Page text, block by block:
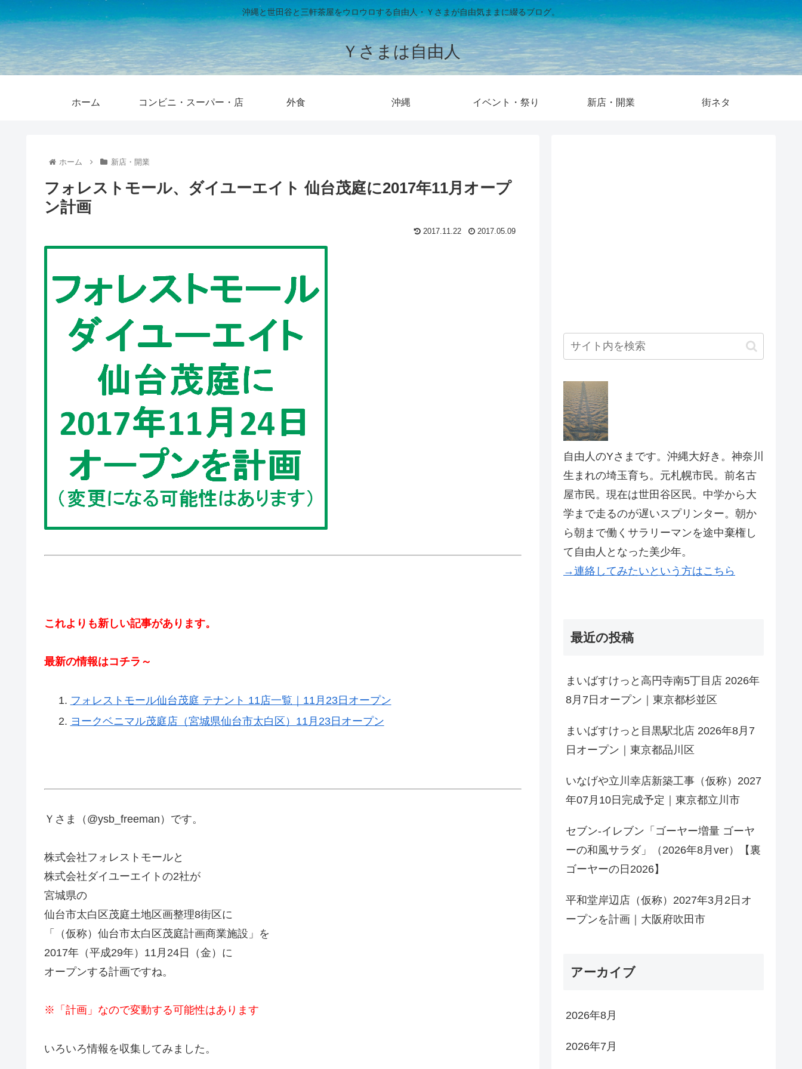
沖縄と世田谷と三軒茶屋をウロウロする自由人・Ｙさまが自由気ままに綴るブログ。
Ｙさまは自由人
ホーム コンビニ・スーパー・店 外食 沖縄 イベント・祭り 新店・開業 街ネタ
ホーム 新店・開業
フォレストモール、ダイユーエイト 仙台茂庭に2017年11月オープ
ン計画
2017.11.22 2017.05.09
これよりも新しい記事があります。
最新の情報はコチラ～
フォレストモール仙台茂庭 テナント 11店一覧｜11月23日オープン
ヨークベニマル茂庭店（宮城県仙台市太白区）11月23日オープン
Ｙさま（@ysb_freeman）です。
株式会社フォレストモールと
株式会社ダイユーエイトの2社が
宮城県の
仙台市太白区茂庭土地区画整理8街区に
「（仮称）仙台市太白区茂庭計画商業施設」を
2017年（平成29年）11月24日（金）に
オープンする計画ですね。
※「計画」なので変動する可能性はあります
いろいろ情報を収集してみました。
自由人のYさまです。沖縄大好き。神奈川
生まれの埼玉育ち。元札幌市民。前名古
屋市民。現在は世田谷区民。中学から大
学まで走るのが遅いスプリンター。朝か
ら朝まで働くサラリーマンを途中棄権し
て自由人となった美少年。
→連絡してみたいという方はこちら
最近の投稿
まいばすけっと高円寺南5丁目店 2026年
8月7日オープン｜東京都杉並区
まいばすけっと目黒駅北店 2026年8月7
日オープン｜東京都品川区
いなげや立川幸店新築工事（仮称）2027
年07月10日完成予定｜東京都立川市
セブン-イレブン「ゴーヤー増量 ゴーヤ
ーの和風サラダ」（2026年8月ver）【裏
ゴーヤーの日2026】
平和堂岸辺店（仮称）2027年3月2日オ
ープンを計画｜大阪府吹田市
アーカイブ
2026年8月
2026年7月